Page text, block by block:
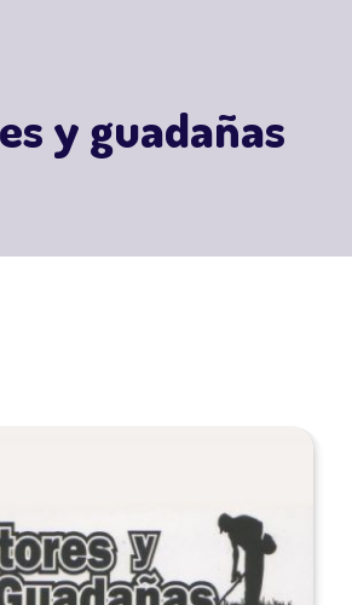
y guadañas